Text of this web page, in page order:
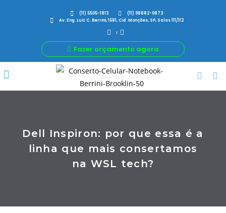
(11) 5505-1813
(11) 98882-0873
Av. Eng. Luiz C. Berrini, 1681, Cid. Monções, SP, Salas 111/112
Fazer orçamento agora
Dell Inspiron: por que essa é a
linha que mais consertamos
na WSL tech?